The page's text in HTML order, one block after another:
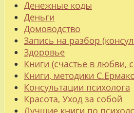
Денежные коды
Деньги
Домоводство
Запись на разбор
Здоровье
Книги (счастье в любви,
Книги, методики
Консультации психолога
Красота, Уход за собой